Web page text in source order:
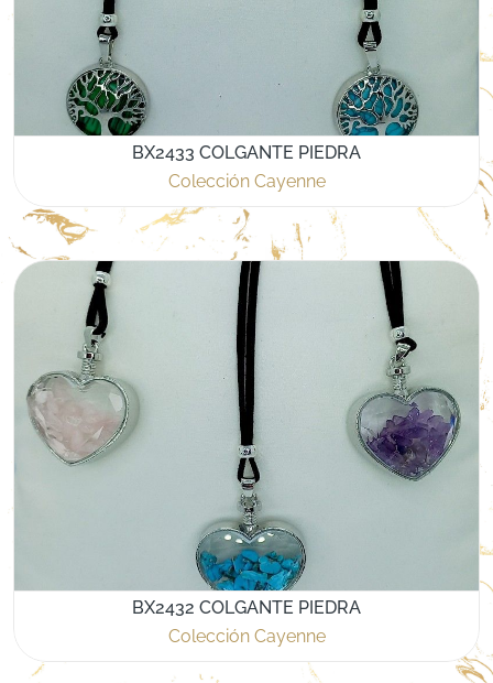
BX2433 COLGANTE PIEDRA
Colección Cayenne
BX2432 COLGANTE PIEDRA
Colección Cayenne